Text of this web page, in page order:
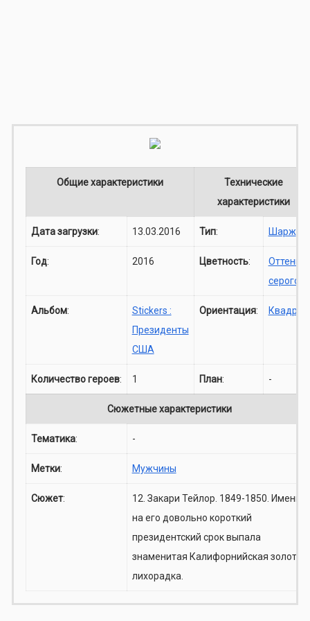
Общие характеристики
Технические
характеристики
Дата загрузки: 13.03.2016 Тип: Шарж
Год: 2016 Цветность:
Оттенки
серого
Альбом:
Stickers :
Президенты
США
Ориентация: Квадрат
Количество героев: 1 План: -
Сюжетные характеристики
Тематика: -
Метки: Мужчины
Сюжет:
12. Закари Тейлор. 1849-1850. Именно
на его довольно короткий
президентский срок выпала
знаменитая Калифорнийская золотая
лихорадка.